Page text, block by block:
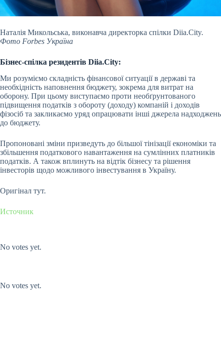
Наталія Микольська, виконавча директорка спілки Diia.City.
Фото Forbes Україна
Бізнес-спілка резидентів Diia.City:
Ми розуміємо складність фінансової ситуації в державі та
необхідність наповнення бюджету, зокрема для витрат на
оборону. При цьому виступаємо проти необґрунтованого
підвищення податків з обороту (доходу) компаній і доходів
фізосіб та закликаємо уряд опрацювати інші джерела надходжень
до бюджету.
Пропоновані зміни призведуть до більшої тінізації економіки та
збільшення податкового навантаження на сумлінних платників
податків. А також вплинуть на відтік бізнесу та рішення
інвесторів щодо можливого інвестування в Україну.
Оригінал тут.
Источник
No votes yet.
No votes yet.